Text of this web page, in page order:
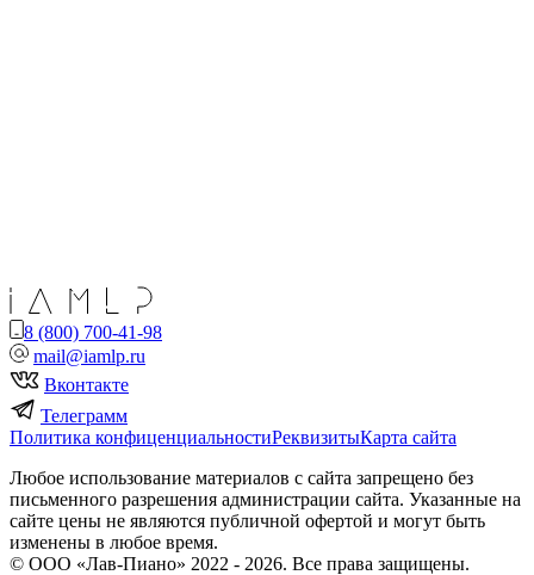
8 (800) 700-41-98
mail@iamlp.ru
Вконтакте
Телеграмм
Политика конфиценциальностиРеквизитыКарта сайта
Любое использование материалов с сайта запрещено без
письменного разрешения администрации сайта. Указанные на
сайте цены не являются публичной офертой и могут быть
изменены в любое время.
© ООО «Лав-Пиано» 2022 - 2026. Все права защищены.